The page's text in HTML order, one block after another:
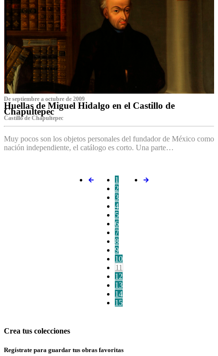
De septiembre a octubre de 2009
Huellas de Miguel Hidalgo en el Castillo de
Chapultepec
Castillo de Chapultepec
Muy pocos son los objetos personales del fundador de México como
nación independiente, el catálogo es corto. Una parte…
1
2
3
4
5
6
7
8
9
10
11
12
13
14
15
Crea tus colecciones
Regístrate para guardar tus obras favoritas